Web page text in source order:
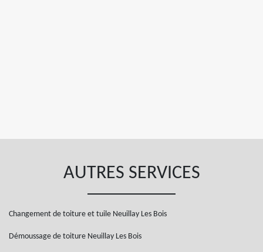
AUTRES SERVICES
Changement de toiture et tuile Neuillay Les Bois
Démoussage de toiture Neuillay Les Bois